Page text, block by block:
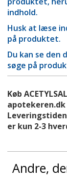
indhold.
Husk at læse
på produktet.
Du kan se den
søge på
Køb
Leveringstiden
er kun 2-3
Andre,